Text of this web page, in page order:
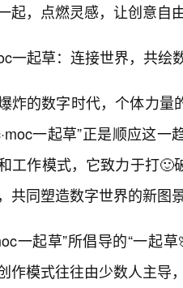
起，点燃灵感，让创意自
一起草：连接世界，共绘
炸的数字时代，个体力量
一起草”正是顺应这
工作模式，它致力于打
共同塑造数字世界的新图
一起草”所倡导的“一起
作模式往往由少数人主导